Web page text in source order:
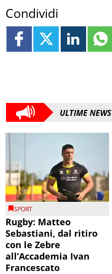
Condividi
ULTIME NEWS
SPORT
Rugby: Matteo
Sebastiani, dal ritiro
con le Zebre
all’Accademia Ivan
Francescato